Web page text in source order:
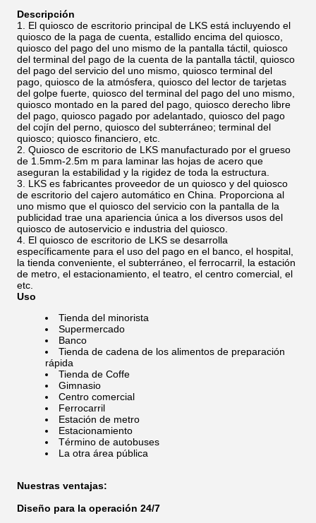
Descripción
El quiosco de escritorio principal de LKS está incluyendo el
quiosco de la paga de cuenta, estallido encima del quiosco,
quiosco del pago del uno mismo de la pantalla táctil, quiosco
del terminal del pago de la cuenta de la pantalla táctil, quiosco
del pago del servicio del uno mismo, quiosco terminal del
pago, quiosco de la atmósfera, quiosco del lector de tarjetas
del golpe fuerte, quiosco del terminal del pago del uno mismo,
quiosco montado en la pared del pago, quiosco derecho libre
del pago, quiosco pagado por adelantado, quiosco del pago
del cojín del perno, quiosco del subterráneo; terminal del
quiosco; quiosco financiero, etc.
Quiosco de escritorio de LKS manufacturado por el grueso
de 1.5mm-2.5m m para laminar las hojas de acero que
aseguran la estabilidad y la rigidez de toda la estructura.
LKS es fabricantes proveedor de un quiosco y del quiosco
de escritorio del cajero automático en China. Proporciona al
uno mismo que el quiosco del servicio con la pantalla de la
publicidad trae una apariencia única a los diversos usos del
quiosco de autoservicio e industria del quiosco.
El quiosco de escritorio de LKS se desarrolla
específicamente para el uso del pago en el banco, el hospital,
la tienda conveniente, el subterráneo, el ferrocarril, la estación
de metro, el estacionamiento, el teatro, el centro comercial, el
etc.
Uso
Tienda del minorista
Supermercado
Banco
Tienda de cadena de los alimentos de preparación
rápida
Tienda de Coffe
Gimnasio
Centro comercial
Ferrocarril
Estación de metro
Estacionamiento
Término de autobuses
La otra área pública
Nuestras ventajas:
Diseño para la operación 24/7